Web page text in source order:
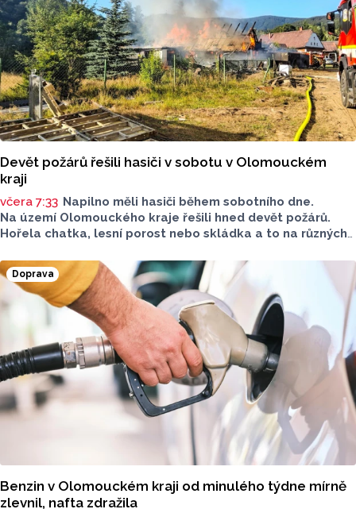
Devět požárů řešili hasiči v sobotu v Olomouckém
kraji
včera 7:33 Napilno měli hasiči během sobotního dne.
Na území Olomouckého kraje řešili hned devět požárů.
Hořela chatka, lesní porost nebo skládka a to na různých
Doprava
Benzin v Olomouckém kraji od minulého týdne mírně
zlevnil, nafta zdražila